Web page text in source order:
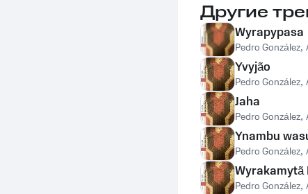
Другие
Wyrapypasa
Pedro González,
Yvyjão
Pedro González,
Jaha
Pedro González,
Ynambu
Pedro González,
Wyrakamytã
Pedro González,